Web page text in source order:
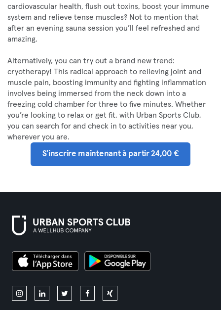
cardiovascular health, flush out toxins, boost your immune
system and relieve tense muscles? Not to mention that
after an evening sauna session you’ll feel refreshed and
amazing.
Alternatively, you can try out a brand new trend:
cryotherapy! This radical approach to relieving joint and
muscle pain, boosting immunity and fighting inflammation
involves being immersed from the neck down into a
freezing cold chamber for three to five minutes. Whether
you’re looking to relax or get fit, with Urban Sports Club,
you can search for and check in to activities near you,
wherever you are.
S'inscrire maintenant à partir 24,00 €